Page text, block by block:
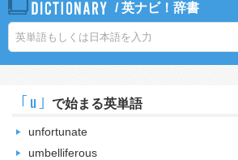
/英ナビ！辞書
｢u｣ で始まる英単語
unfortunate
umbelliferous